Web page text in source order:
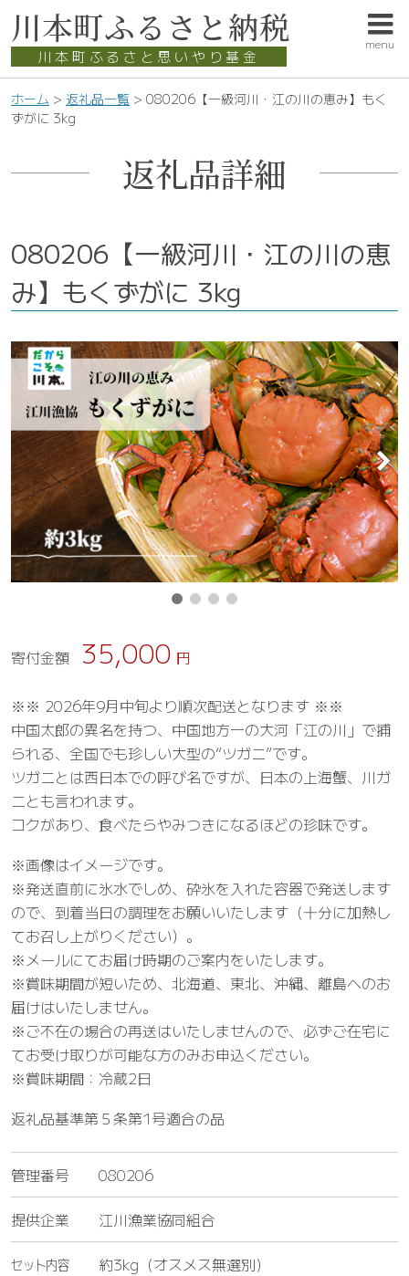
このページの本文へ
川本町ふるさと納税
川本町ふるさと思いやり基金
menu
こ
の
ジ
ホーム > 返礼品一覧 > 080206【一級河川・江の川の恵み】もく
ずがに 3kg
返礼品詳細
080206【一級河川・江の川の恵
み】もくずがに 3kg
寄付金額 35,000 円
※※ 2026年9月中旬より順次配送となります ※※
中国太郎の異名を持つ、中国地方一の大河「江の川」で捕
られる、全国でも珍しい大型の“ツガニ”です。
ツガニとは西日本での呼び名ですが、日本の上海蟹、川ガ
ニとも言われます。
コクがあり、食べたらやみつきになるほどの珍味です。
※画像はイメージです。
※発送直前に氷水でしめ、砕氷を入れた容器で発送します
ので、到着当日の調理をお願いいたします（十分に加熱し
てお召し上がりください）。
※メールにてお届け時期のご案内をいたします。
※賞味期間が短いため、北海道、東北、沖縄、離島へのお
届けはいたしません。
※ご不在の場合の再送はいたしませんので、必ずご在宅に
てお受け取りが可能な方のみお申込ください。
※賞味期間：冷蔵2日
返礼品基準第５条第1号適合の品
管理番号 080206
提供企業 江川漁業協同組合
セット内容 約3kg（オスメス無選別）